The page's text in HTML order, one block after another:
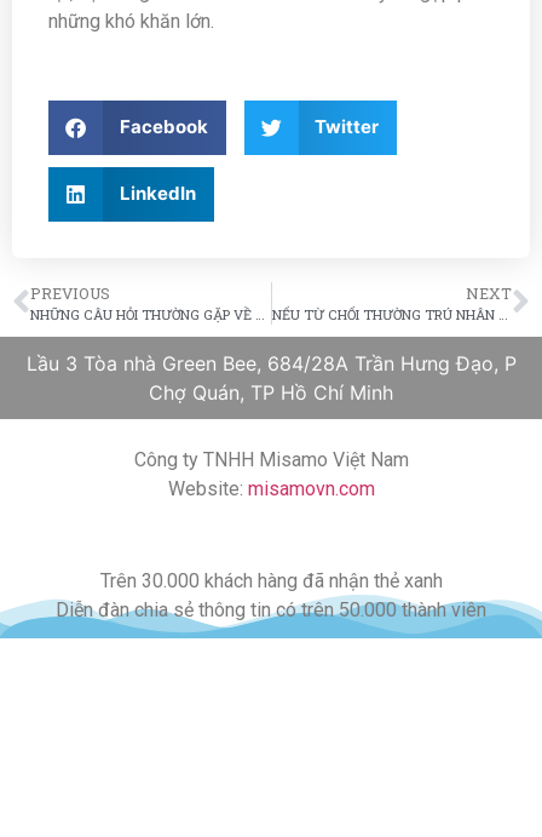
những khó khăn lớn.
Facebook Twitter
LinkedIn
PREVIOUS NEXT
Lầu 3 Tòa nhà Green Bee, 684/28A Trần Hưng Đạo, P
Chợ Quán, TP Hồ Chí Minh
Công ty TNHH Misamo Việt Nam
Website: misamovn.com
Trên 30.000 khách hàng đã nhận thẻ xanh
Diễn đàn chia sẻ thông tin có trên 50.000 thành viên